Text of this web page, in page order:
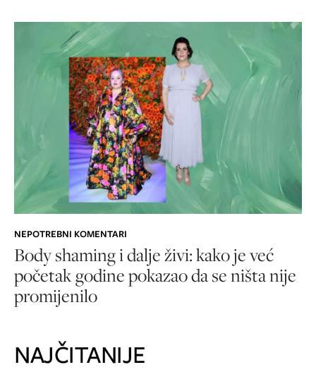
NEPOTREBNI KOMENTARI
Body shaming i dalje živi: kako je već
početak godine pokazao da se ništa nije
promijenilo
NAJČITANIJE